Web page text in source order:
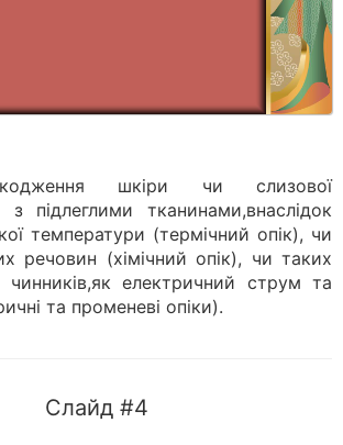
шкіри чи слизової
з підлеглими тканинами,внаслідок
температури (термічний опік), чи
речовин (хімічний опік), чи таких
чинників,як електричний струм та
та променеві опіки).
Слайд #4